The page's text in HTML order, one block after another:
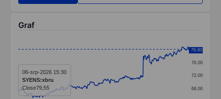
Graf
The chart has 1 X axis displaying categories.
The chart has 1 Y axis displaying values. Data68,00
72,00
76,00
80,00
79,80
06-srp-2026 15:30
SYENS:xbru
Close79,55